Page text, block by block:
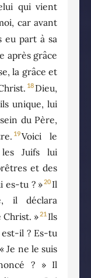
qui vient
car avant
eu part à sa
après grâce
la grâce et
18 Dieu,
unique, lui
du Père,
19Voici le
les Juifs lui
et des
es-tu ? »20 Il
il déclara
Christ. »21 Ils
il ? Es-tu
Je ne le suis
? » Il